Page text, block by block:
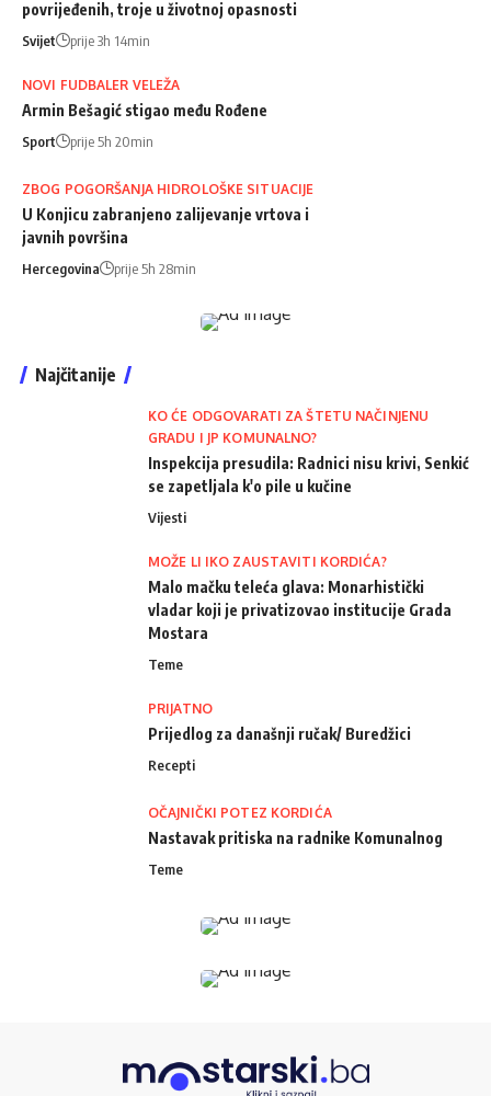
povrijeđenih, troje u životnoj opasnosti
Svijet prije 3h 14min
NOVI FUDBALER VELEŽA
Armin Bešagić stigao među Rođene
Sport prije 5h 20min
ZBOG POGORŠANJA HIDROLOŠKE SITUACIJE
U Konjicu zabranjeno zalijevanje vrtova i
javnih površina
Hercegovina prije 5h 28min
Najčitanije
KO ĆE ODGOVARATI ZA ŠTETU NAČINJENU
GRADU I JP KOMUNALNO?
Inspekcija presudila: Radnici nisu krivi, Senkić
se zapetljala k'o pile u kučine
Vijesti
MOŽE LI IKO ZAUSTAVITI KORDIĆA?
Malo mačku teleća glava: Monarhistički
vladar koji je privatizovao institucije Grada
Mostara
Teme
PRIJATNO
Prijedlog za današnji ručak/ Buredžici
Recepti
OČAJNIČKI POTEZ KORDIĆA
Nastavak pritiska na radnike Komunalnog
Teme